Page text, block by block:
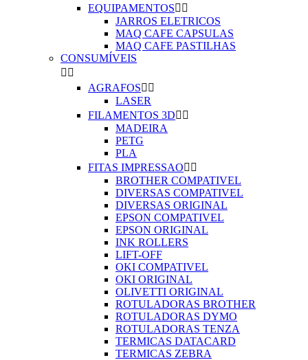
EQUIPAMENTOS 
JARROS ELETRICOS
MAQ CAFE CAPSULAS
MAQ CAFE PASTILHAS
CONSUMÍVEIS
 
AGRAFOS 
LASER
FILAMENTOS 3D 
MADEIRA
PETG
PLA
FITAS IMPRESSAO 
BROTHER COMPATIVEL
DIVERSAS COMPATIVEL
DIVERSAS ORIGINAL
EPSON COMPATIVEL
EPSON ORIGINAL
INK ROLLERS
LIFT-OFF
OKI COMPATIVEL
OKI ORIGINAL
OLIVETTI ORIGINAL
ROTULADORAS BROTHER
ROTULADORAS DYMO
ROTULADORAS TENZA
TERMICAS DATACARD
TERMICAS ZEBRA